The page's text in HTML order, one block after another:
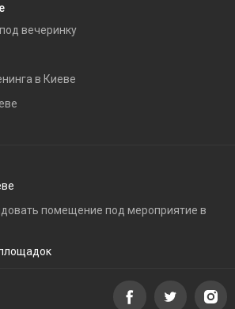
вечеринку
в Киеве
помещение под мероприятие в